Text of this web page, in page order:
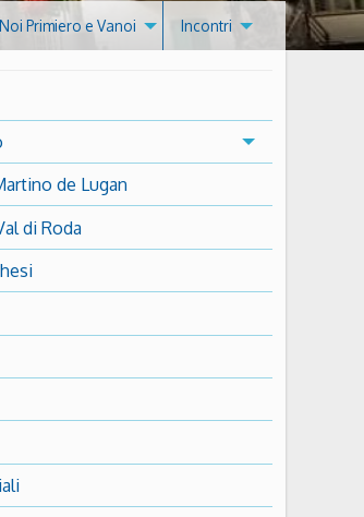
Noi Primiero e Vanoi Incontri
de Lugan
di Roda